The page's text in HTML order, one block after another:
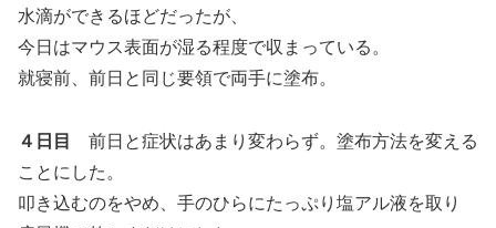
水滴ができるほどだったが、
今日はマウス表面が湿る程度で収まっている。
就寝前、前日と同じ要領で両手に塗布。
４日目
前日と症状はあまり変わらず。塗布方法を変える
ことにした。
叩き込むのをやめ、手のひらにたっぷり塩アル液を取り